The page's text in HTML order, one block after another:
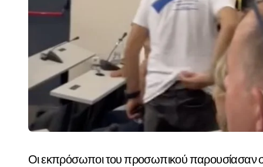
Οι εκπρόσωποι του προσωπικού παρουσίασαν